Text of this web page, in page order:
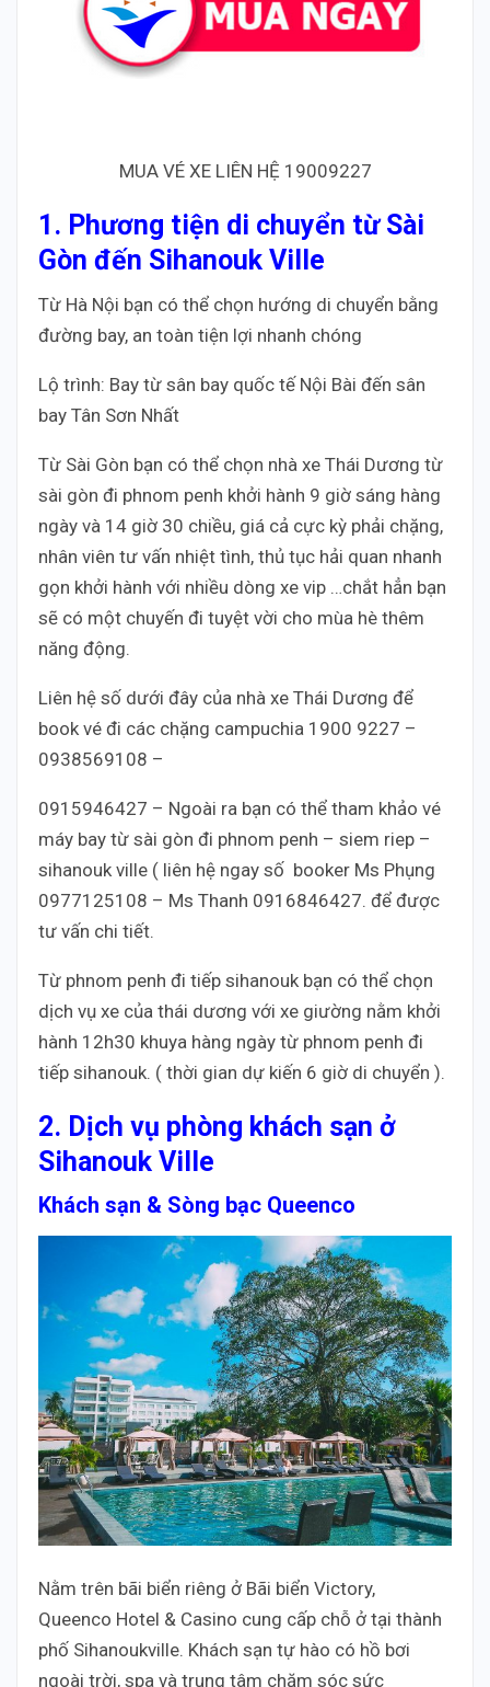
MUA VÉ XE LIÊN HỆ 19009227
1. Phương tiện di chuyển từ Sài
Gòn đến Sihanouk Ville
Từ Hà Nội bạn có thể chọn hướng di chuyển bằng
đường bay, an toàn tiện lợi nhanh chóng
Lộ trình: Bay từ sân bay quốc tế Nội Bài đến sân
bay Tân Sơn Nhất
Từ Sài Gòn bạn có thể chọn nhà xe Thái Dương từ
sài gòn đi phnom penh khởi hành 9 giờ sáng hàng
ngày và 14 giờ 30 chiều, giá cả cực kỳ phải chặng,
nhân viên tư vấn nhiệt tình, thủ tục hải quan nhanh
gọn khởi hành với nhiều dòng xe vip …chắt hẳn bạn
sẽ có một chuyến đi tuyệt vời cho mùa hè thêm
năng động.
Liên hệ số dưới đây của nhà xe Thái Dương để
book vé đi các chặng campuchia 1900 9227 –
0938569108 –
0915946427 – Ngoài ra bạn có thể tham khảo vé
máy bay từ sài gòn đi phnom penh – siem riep –
sihanouk ville ( liên hệ ngay số booker Ms Phụng
0977125108 – Ms Thanh 0916846427. để được
tư vấn chi tiết.
Từ phnom penh đi tiếp sihanouk bạn có thể chọn
dịch vụ xe của thái dương với xe giường nằm khởi
hành 12h30 khuya hàng ngày từ phnom penh đi
tiếp sihanouk. ( thời gian dự kiến 6 giờ di chuyển ).
2. Dịch vụ phòng khách sạn ở
Sihanouk Ville
Khách sạn & Sòng bạc Queenco
Nằm trên bãi biển riêng ở Bãi biển Victory,
Queenco Hotel & Casino cung cấp chỗ ở tại thành
phố Sihanoukville. Khách sạn tự hào có hồ bơi
ngoài trời, spa và trung tâm chăm sóc sức